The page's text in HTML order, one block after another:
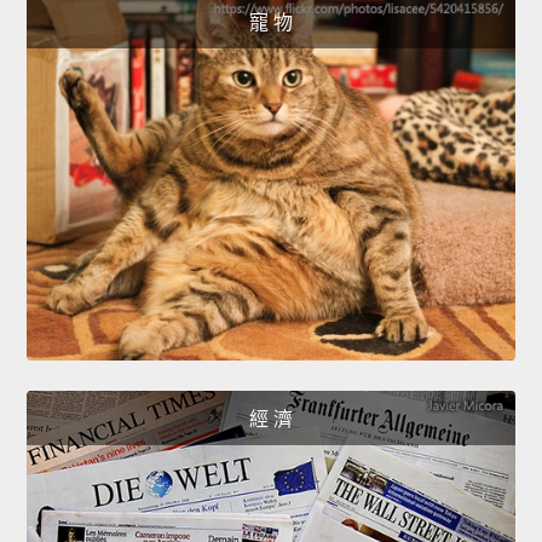
寵 物
經 濟